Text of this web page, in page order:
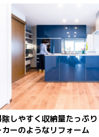
除しやすく収納量たっぷ
カーのようなリフォーム